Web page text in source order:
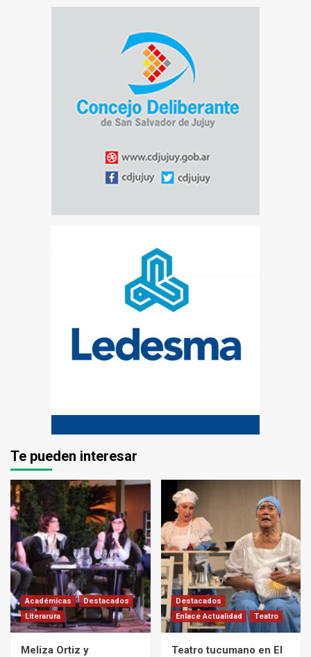
Te pueden interesar
Académicas
Destacados
Literarura
Meliza Ortiz y
Destacados
Enlace Actualidad
Teatro
Teatro tucumano en El